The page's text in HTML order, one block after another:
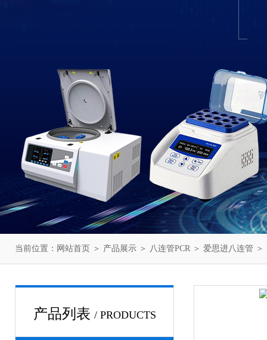
当前位置： 网站首页 ＞ 产品展示 ＞ 八连管PCR ＞ 爱思进八连管 ＞
产品列表 / PRODUCTS